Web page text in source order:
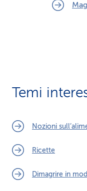
Temi
Nozioni
Ricette
Dimagrire in